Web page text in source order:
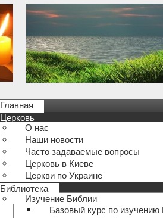
Главная
Церковь
О нас
Наши новости
Часто задаваемые вопросы
Церковь в Киеве
Церкви по Украине
Библиотека
Изучение Библии
Базовый курс по изучению